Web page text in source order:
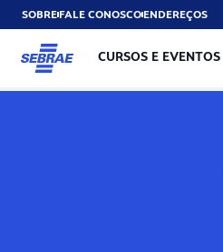
SOBREFALE CONOSCOENDEREÇOS
CURSOS E EVENTOS